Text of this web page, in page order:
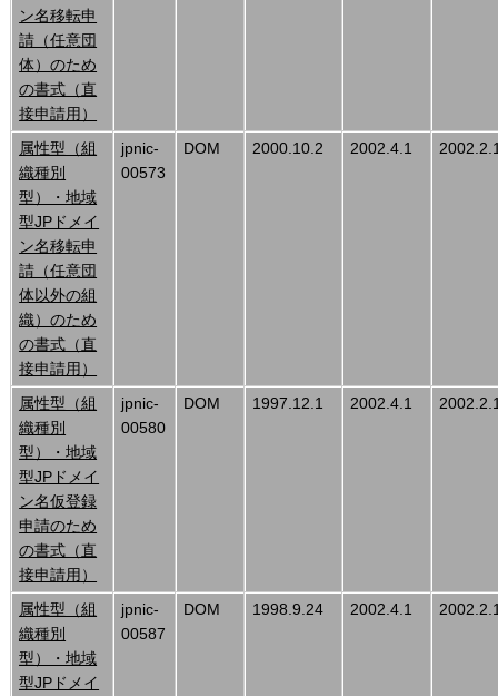
ン名移転申
請（任意団
体）のため
の書式（直
接申請用）
属性型（組
織種別
型）・地域
型JPドメイ
ン名移転申
請（任意団
体以外の組
織）のため
の書式（直
接申請用）
jpnic-
00573
DOM 2000.10.2 2002.4.1
属性型（組
織種別
型）・地域
型JPドメイ
ン名仮登録
申請のため
の書式（直
接申請用）
jpnic-
00580
DOM 1997.12.1 2002.4.1
属性型（組
織種別
型）・地域
型JPドメイ
jpnic-
00587
DOM 1998.9.24 2002.4.1